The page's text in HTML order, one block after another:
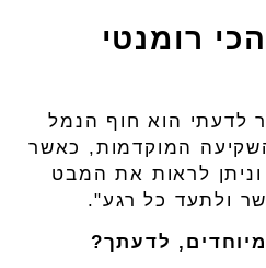
רומנטי
לדעתי הוא חוף הנמל
המוקדמות, כאשר
לראות את המבט
ולתעד כל רגע".
לדעתך?